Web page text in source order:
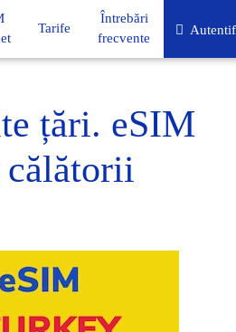
Tarife
Întrebări
frecvente
țări. eSIM